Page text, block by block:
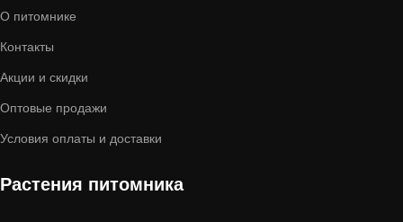
О питомнике
Контакты
Акции и скидки
Оптовые продажи
Условия оплаты и доставки
Растения питомника